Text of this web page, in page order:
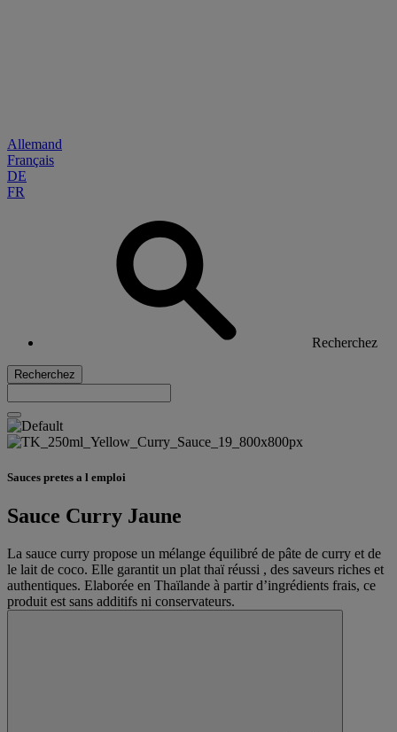
Allemand
Français
DE
FR
Recherchez
Recherchez
Sauces pretes a l emploi
Sauce Curry Jaune
La sauce curry propose un mélange équilibré de pâte de curry et de
le lait de coco. Elle garantit un plat thaï réussi , des saveurs riches et
authentiques. Elaborée en Thaïlande à partir d’ingrédients frais, ce
produit est sans additifs ni conservateurs.